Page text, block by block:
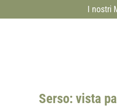
I nostri
Serso: vista